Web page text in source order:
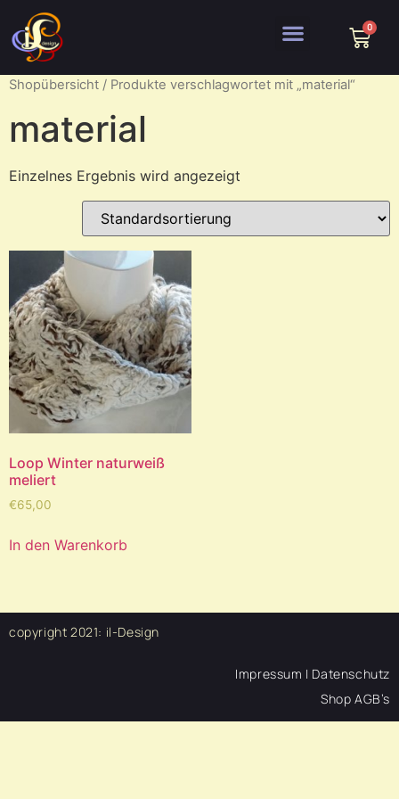
Shopübersicht / Produkte verschlagwortet mit „material“
material
Einzelnes Ergebnis wird angezeigt
Loop Winter naturweiß
meliert
€65,00
In den Warenkorb
copyright 2021: il-Design
Impressum | Datenschutz
Shop AGB’s